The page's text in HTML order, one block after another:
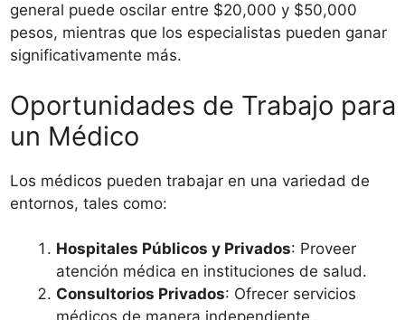
general puede oscilar entre $20,000 y $50,000
pesos, mientras que los especialistas pueden ganar
significativamente más.
Oportunidades de Trabajo para
un Médico
Los médicos pueden trabajar en una variedad de
entornos, tales como:
Hospitales Públicos y Privados: Proveer
atención médica en instituciones de salud.
Consultorios Privados: Ofrecer servicios
médicos de manera independiente.